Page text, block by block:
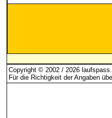
Copyright © 2002 / 2026
Für die Richtigkeit der Angaben